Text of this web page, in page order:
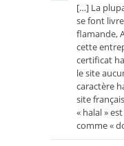
[…] La
se font
flamande,
cette
certificat
le site
caractère
site
« halal »
comme «